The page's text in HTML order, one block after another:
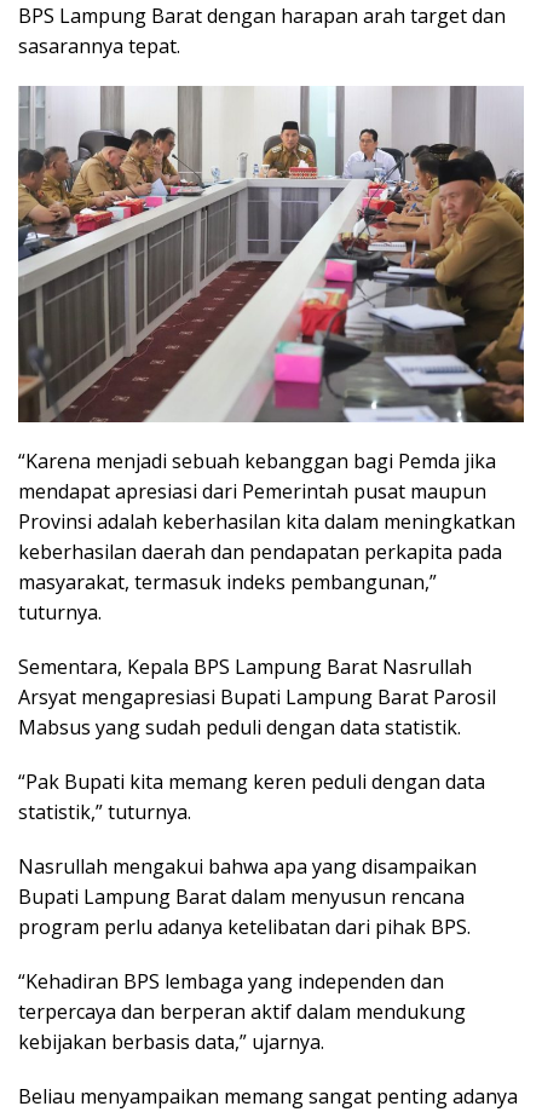
BPS Lampung Barat dengan harapan arah target dan
sasarannya tepat.
“Karena menjadi sebuah kebanggan bagi Pemda jika
mendapat apresiasi dari Pemerintah pusat maupun
Provinsi adalah keberhasilan kita dalam meningkatkan
keberhasilan daerah dan pendapatan perkapita pada
masyarakat, termasuk indeks pembangunan,”
tuturnya.
Sementara, Kepala BPS Lampung Barat Nasrullah
Arsyat mengapresiasi Bupati Lampung Barat Parosil
Mabsus yang sudah peduli dengan data statistik.
“Pak Bupati kita memang keren peduli dengan data
statistik,” tuturnya.
Nasrullah mengakui bahwa apa yang disampaikan
Bupati Lampung Barat dalam menyusun rencana
program perlu adanya ketelibatan dari pihak BPS.
“Kehadiran BPS lembaga yang independen dan
terpercaya dan berperan aktif dalam mendukung
kebijakan berbasis data,” ujarnya.
Beliau menyampaikan memang sangat penting adanya